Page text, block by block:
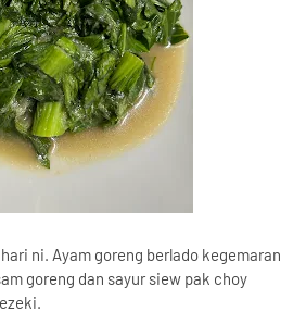
ni. Ayam goreng berlado kegemaran
goreng dan sayur siew pak choy